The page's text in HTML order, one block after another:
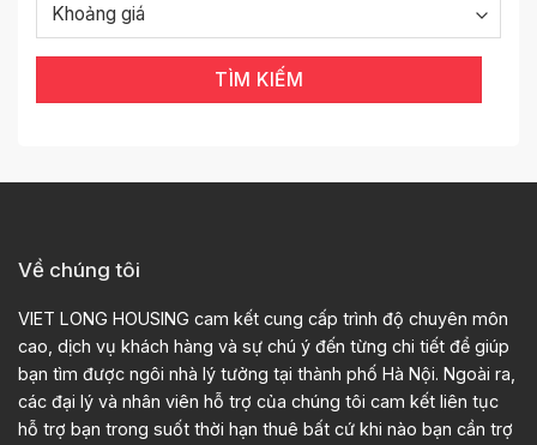
TÌM KIẾM
Về chúng tôi
VIET LONG HOUSING cam kết cung cấp trình độ chuyên môn
cao, dịch vụ khách hàng và sự chú ý đến từng chi tiết để giúp
bạn tìm được ngôi nhà lý tưởng tại thành phố Hà Nội. Ngoài ra,
các đại lý và nhân viên hỗ trợ của chúng tôi cam kết liên tục
hỗ trợ bạn trong suốt thời hạn thuê bất cứ khi nào bạn cần trợ